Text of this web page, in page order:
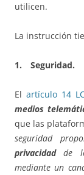
utilicen.
La instrucción
1. Seguridad.
Elartículo 14
medios
que las
seguridad
privacidadde
mediante un